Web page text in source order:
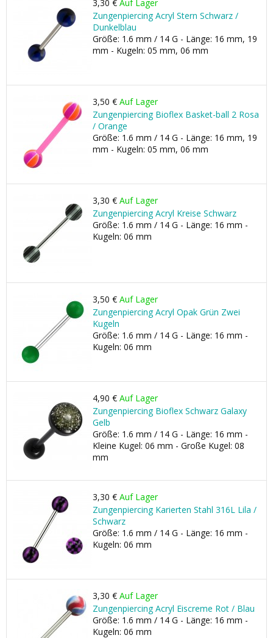
3,30 € Auf Lager
Zungenpiercing Acryl Stern Schwarz /
Dunkelblau
Größe: 1.6 mm / 14 G - Länge: 16 mm, 19
mm - Kugeln: 05 mm, 06 mm
3,50 € Auf Lager
Zungenpiercing Bioflex Basket-ball 2 Rosa
/ Orange
Größe: 1.6 mm / 14 G - Länge: 16 mm, 19
mm - Kugeln: 05 mm, 06 mm
3,30 € Auf Lager
Zungenpiercing Acryl Kreise Schwarz
Größe: 1.6 mm / 14 G - Länge: 16 mm -
Kugeln: 06 mm
3,50 € Auf Lager
Zungenpiercing Acryl Opak Grün Zwei
Kugeln
Größe: 1.6 mm / 14 G - Länge: 16 mm -
Kugeln: 06 mm
4,90 € Auf Lager
Zungenpiercing Bioflex Schwarz Galaxy
Gelb
Größe: 1.6 mm / 14 G - Länge: 16 mm -
Kleine Kugel: 06 mm - Große Kugel: 08
mm
3,30 € Auf Lager
Zungenpiercing Karierten Stahl 316L Lila /
Schwarz
Größe: 1.6 mm / 14 G - Länge: 16 mm -
Kugeln: 06 mm
3,30 € Auf Lager
Zungenpiercing Acryl Eiscreme Rot / Blau
Größe: 1.6 mm / 14 G - Länge: 16 mm -
Kugeln: 06 mm